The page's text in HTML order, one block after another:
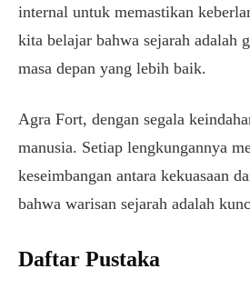
internal untuk memastikan
kita belajar bahwa sejarah adalah
masa depan yang lebih baik.
Agra Fort, dengan segala
manusia. Setiap lengkungannya
keseimbangan antara kekuasaan
bahwa warisan sejarah adalah
Daftar Pustaka